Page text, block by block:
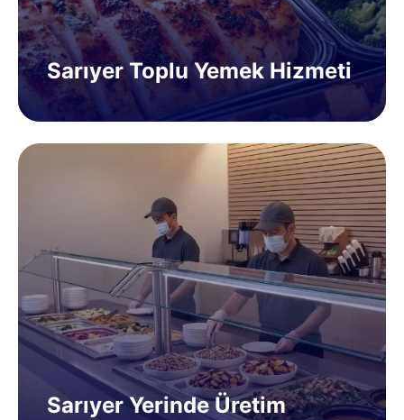
Sarıyer Toplu Yemek Hizmeti
Sarıyer Yerinde Üretim